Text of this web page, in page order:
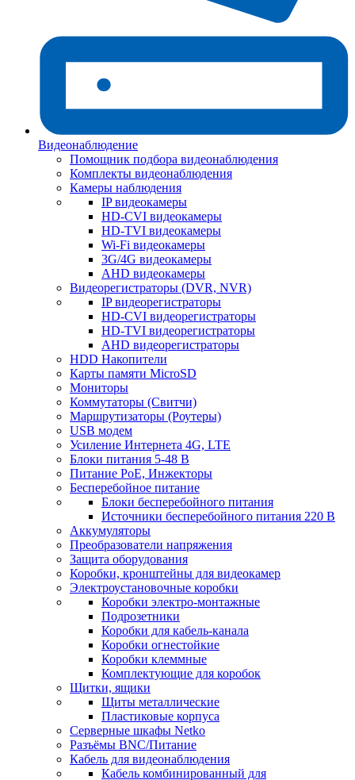
Видеонаблюдение
Помощник подбора видеонаблюдения
Комплекты видеонаблюдения
Камеры наблюдения
IP видеокамеры
HD-CVI видеокамеры
HD-TVI видеокамеры
Wi-Fi видеокамеры
3G/4G видеокамеры
AHD видеокамеры
Видеорегистраторы (DVR, NVR)
IP видеорегистраторы
HD-CVI видеорегистраторы
HD-TVI видеорегистраторы
AHD видеорегистраторы
HDD Накопители
Карты памяти MicroSD
Мониторы
Коммутаторы (Свитчи)
Маршрутизаторы (Роутеры)
USB модем
Усиление Интернета 4G, LTE
Блоки питания 5-48 В
Питание PoE, Инжекторы
Бесперебойное питание
Блоки бесперебойного питания
Источники бесперебойного питания 220 В
Аккумуляторы
Преобразователи напряжения
Защита оборудования
Коробки, кронштейны для видеокамер
Электроустановочные коробки
Коробки электро-монтажные
Подрозетники
Коробки для кабель-канала
Коробки огнестойкие
Коробки клеммные
Комплектующие для коробок
Щитки, ящики
Щиты металлические
Пластиковые корпуса
Серверные шкафы Netko
Разъёмы BNC/Питание
Кабель для видеонаблюдения
Кабель комбинированный для